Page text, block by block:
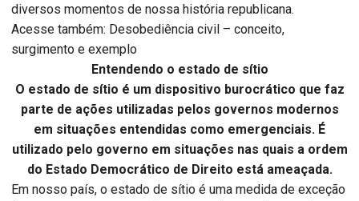
diversos momentos de nossa história republicana.
Acesse também: Desobediência civil – conceito,
surgimento e exemplo
Entendendo o estado de sítio
O estado de sítio é um dispositivo burocrático que faz
parte de ações utilizadas pelos governos modernos
em situações entendidas como emergenciais. É
utilizado pelo governo em situações nas quais a ordem
do Estado Democrático de Direito está ameaçada.
Em nosso país, o estado de sítio é uma medida de exceção